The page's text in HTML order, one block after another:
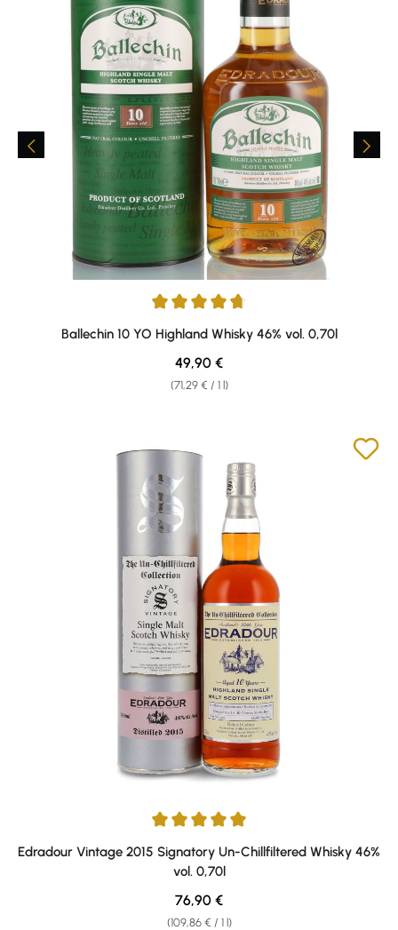
Average rating of 4.69 out of 5 stars
Ballechin 10 YO Highland Whisky 46% vol. 0,70l
(71,29 € / 1 l)
Regular price:
49,90 €
Average rating of 5 out of 5 stars
Edradour Vintage 2015 Signatory Un-Chillfiltered Whisky 46%
vol. 0,70l
(109,86 € / 1 l)
Regular price:
76,90 €